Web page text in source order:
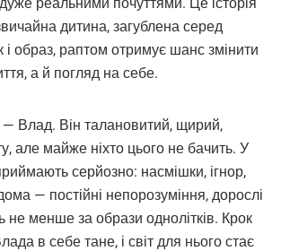
дитина, загублена серед
і образ, раптом отримує шанс змінити
а й погляд на себе.
— Влад. Він талановитий, щирий,
але майже ніхто цього не бачить. У
серйозно: насмішки, ігнор,
— постійні непорозуміння, дорослі
не менше за образи однолітків. Крок
в себе тане, і світ для нього стає